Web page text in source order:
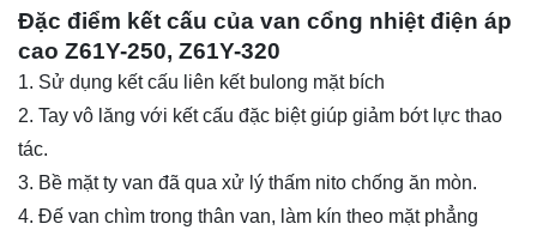
Đặc điểm kết cấu của van cổng nhiệt điện áp
cao Z61Y-250, Z61Y-320
1. Sử dụng kết cấu liên kết bulong mặt bích
2. Tay vô lăng với kết cấu đặc biệt giúp giảm bớt lực thao
tác.
3. Bề mặt ty van đã qua xử lý thấm nito chống ăn mòn.
4. Đế van chìm trong thân van, làm kín theo mặt phẳng